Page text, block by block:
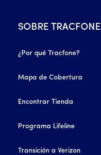
SOBRE TRACFONE
¿Por qué Tracfone?
Mapa de Cobertura
Encontrar Tienda
Programa Lifeline
Transición a Verizon